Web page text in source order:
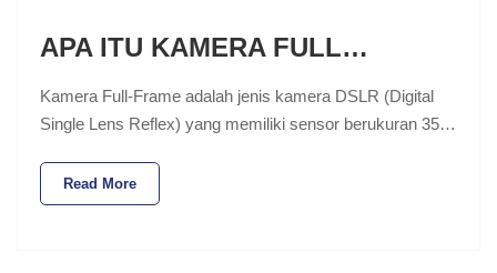
APA ITU KAMERA FULL…
Kamera Full-Frame adalah jenis kamera DSLR (Digital
Single Lens Reflex) yang memiliki sensor berukuran 35…
Read More